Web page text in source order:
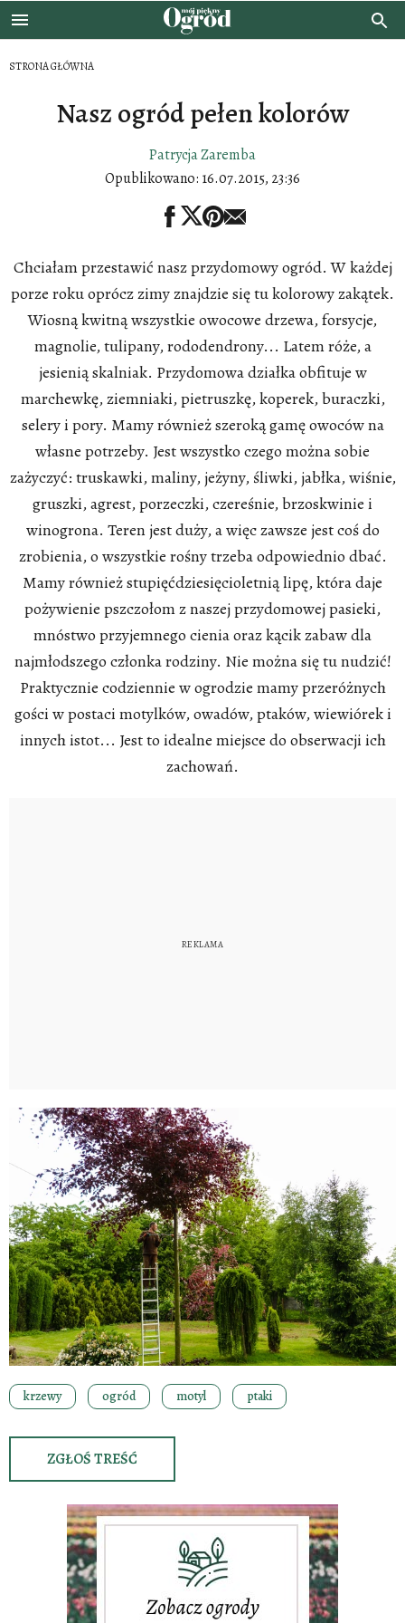
STRONA GŁÓWNA
Nasz ogród pełen kolorów
Patrycja Zaremba
Opublikowano: 16.07.2015, 23:36
Chciałam przestawić nasz przydomowy ogród. W każdej
porze roku oprócz zimy znajdzie się tu kolorowy zakątek.
Wiosną kwitną wszystkie owocowe drzewa, forsycje,
magnolie, tulipany, rododendrony... Latem róże, a
jesienią skalniak. Przydomowa działka obfituje w
marchewkę, ziemniaki, pietruszkę, koperek, buraczki,
selery i pory. Mamy również szeroką gamę owoców na
własne potrzeby. Jest wszystko czego można sobie
zażyczyć: truskawki, maliny, jeżyny, śliwki, jabłka, wiśnie,
gruszki, agrest, porzeczki, czereśnie, brzoskwinie i
winogrona. Teren jest duży, a więc zawsze jest coś do
zrobienia, o wszystkie rośny trzeba odpowiednio dbać.
Mamy również stupięćdziesięcioletnią lipę, która daje
pożywienie pszczołom z naszej przydomowej pasieki,
mnóstwo przyjemnego cienia oraz kącik zabaw dla
najmłodszego członka rodziny. Nie można się tu nudzić!
Praktycznie codziennie w ogrodzie mamy przeróżnych
gości w postaci motylków, owadów, ptaków, wiewiórek i
innych istot... Jest to idealne miejsce do obserwacji ich
zachowań.
krzewy ogród motyl ptaki
ZGŁOŚ TREŚĆ